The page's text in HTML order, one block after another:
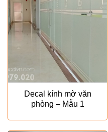
Decal kính mờ văn
phòng – Mẫu 1